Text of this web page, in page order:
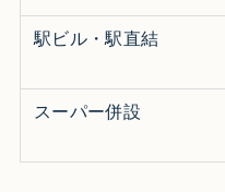
駅ビル・駅直結
スーパー併設